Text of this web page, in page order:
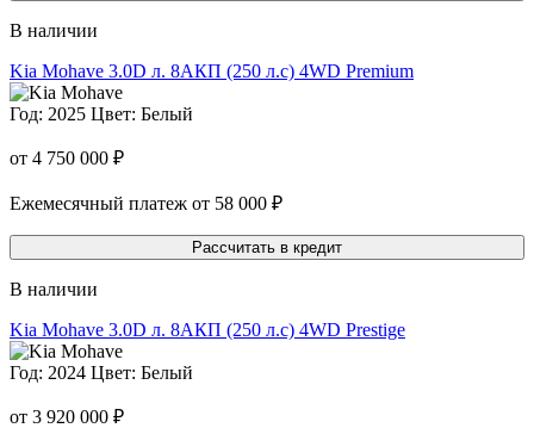
В наличии
Kia Mohave 3.0D л. 8AКП (250 л.с) 4WD Premium
Год: 2025 Цвет: Белый
от 4 750 000 ₽
Ежемесячный платеж от 58 000 ₽
Рассчитать в кредит
В наличии
Kia Mohave 3.0D л. 8AКП (250 л.с) 4WD Prestige
Год: 2024 Цвет: Белый
от 3 920 000 ₽